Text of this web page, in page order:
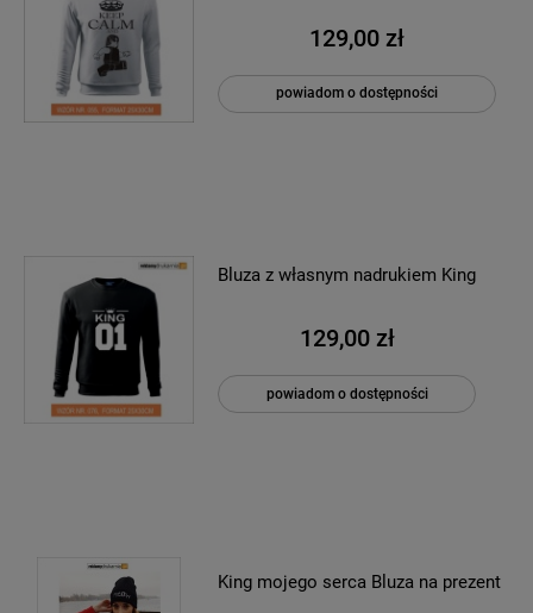
129,00 zł
powiadom o dostępności
Bluza z własnym nadrukiem King
129,00 zł
powiadom o dostępności
King mojego serca Bluza na prezent